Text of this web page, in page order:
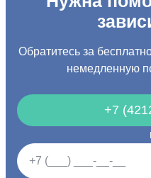
Обратитесь за
немедленную
+7